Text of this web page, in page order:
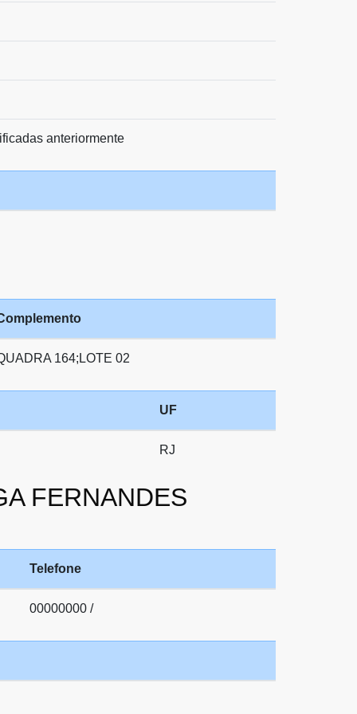
anteriormente
164;LOTE 02
UF
RJ
FERNANDES
Telefone
00000000 /